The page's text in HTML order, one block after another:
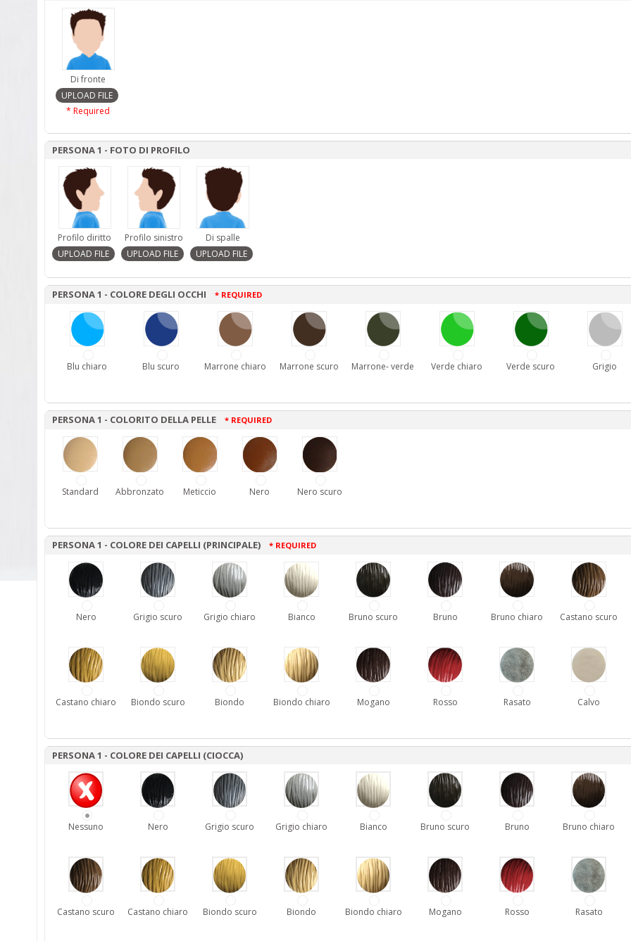
Di fronte
* Required
PERSONA 1 - FOTO DI PROFILO
Profilo diritto Profilo sinistro Di spalle
PERSONA 1 - COLORE DEGLI OCCHI * REQUIRED
Blu chiaro Blu scuro Marrone chiaro Marrone scuro Marrone- verde Verde chiaro Verde scuro Grigio
PERSONA 1 - COLORITO DELLA PELLE * REQUIRED
Standard Abbronzato Meticcio Nero Nero scuro
PERSONA 1 - COLORE DEI CAPELLI (PRINCIPALE) * REQUIRED
Nero Grigio scuro Grigio chiaro Bianco Bruno scuro Bruno Bruno chiaro Castano scuro
Castano chiaro Biondo scuro Biondo Biondo chiaro Mogano Rosso Rasato Calvo
PERSONA 1 - COLORE DEI CAPELLI (CIOCCA)
Nessuno Nero Grigio scuro Grigio chiaro Bianco Bruno scuro Bruno Bruno chiaro
Castano scuro Castano chiaro Biondo scuro Biondo Biondo chiaro Mogano Rosso Rasato